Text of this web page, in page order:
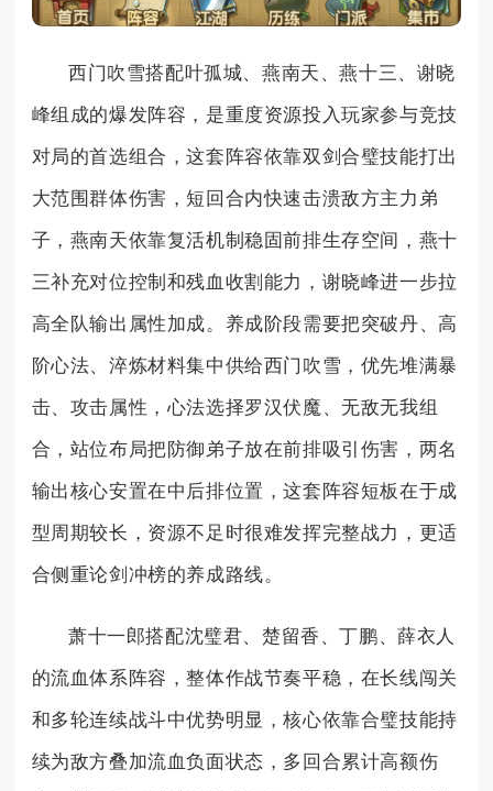
西门吹雪搭配叶孤城、燕南天、燕十三、谢晓
峰组成的爆发阵容，是重度资源投入玩家参与竞技
对局的首选组合，这套阵容依靠双剑合璧技能打出
大范围群体伤害，短回合内快速击溃敌方主力弟
子，燕南天依靠复活机制稳固前排生存空间，燕十
三补充对位控制和残血收割能力，谢晓峰进一步拉
高全队输出属性加成。养成阶段需要把突破丹、高
阶心法、淬炼材料集中供给西门吹雪，优先堆满暴
击、攻击属性，心法选择罗汉伏魔、无敌无我组
合，站位布局把防御弟子放在前排吸引伤害，两名
输出核心安置在中后排位置，这套阵容短板在于成
型周期较长，资源不足时很难发挥完整战力，更适
合侧重论剑冲榜的养成路线。
萧十一郎搭配沈璧君、楚留香、丁鹏、薛衣人
的流血体系阵容，整体作战节奏平稳，在长线闯关
和多轮连续战斗中优势明显，核心依靠合璧技能持
续为敌方叠加流血负面状态，多回合累计高额伤